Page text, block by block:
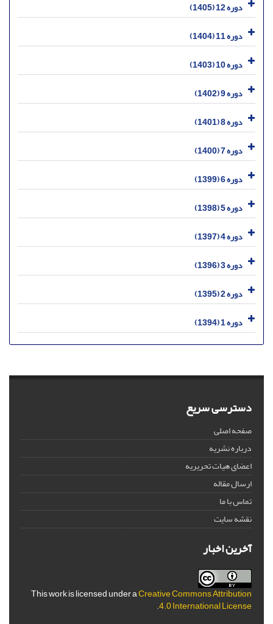
دوره 12 (1405)
دوره 11 (1404)
دوره 10 (1403)
دوره 9 (1402)
دوره 8 (1401)
دوره 7 (1400)
دوره 6 (1399)
دوره 5 (1398)
دوره 4 (1397)
دوره 3 (1396)
دوره 2 (1395)
دوره 1 (1394)
دسترسی سریع
صفحه اصلی
درباره نشریه
اعضای هیات تحریریه
ارسال مقاله
تماس با ما
نقشه سایت
آخرین اخبار
This work is licensed under aCreative Commons Attribution
4.0 International License
.